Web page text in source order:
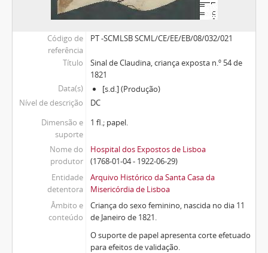
Código de
referência
PT -SCMLSB SCML/CE/EE/EB/08/032/021
Título
Sinal de Claudina, criança exposta n.º 54 de
1821
Data(s)
[s.d.] (Produção)
Nível de descrição
DC
Dimensão e
suporte
1 fl.; papel.
Nome do
produtor
Hospital dos Expostos de Lisboa
(1768-01-04 - 1922-06-29)
Entidade
detentora
Arquivo Histórico da Santa Casa da
Misericórdia de Lisboa
Âmbito e
conteúdo
Criança do sexo feminino, nascida no dia 11
de Janeiro de 1821.
O suporte de papel apresenta corte efetuado
para efeitos de validação.